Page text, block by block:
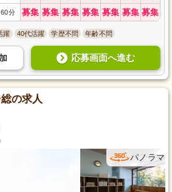
60分 募集 募集 募集 募集 募集 募集 募集
躍 40代活躍 学歴不問 年齢不問
応募画面へ進む
の求人
パノラマ